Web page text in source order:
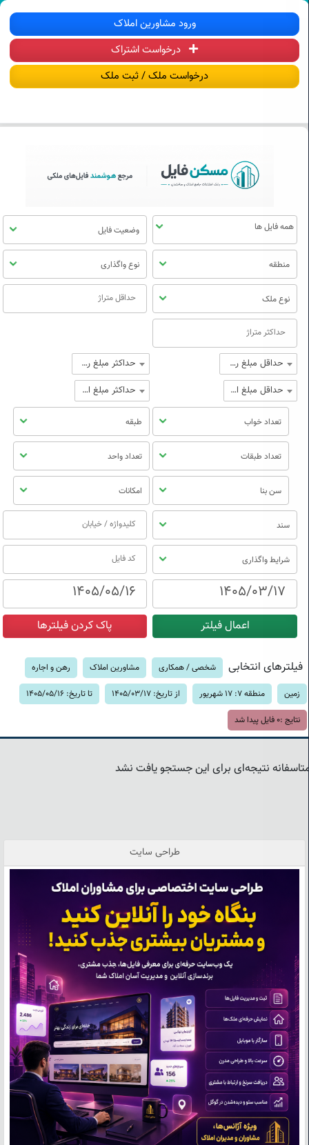
مسکن فایل | خرید، فروش، رهن و اجاره
ورود مشاورین املاک
درخواست اشتراک
درخواست ملک / ثبت ملک
مسکن
فایل
وضعیت فایل
منطقه نوع واگذاری
نوع ملک
حداقل مبلغ رهن
حداکثر مبلغ رهن
حداقل مبلغ اجاره
حداکثر مبلغ اجاره
تعداد خواب طبقه
تعداد طبقات تعداد واحد
سن بنا امکانات
سند
شرایط واگذاری
فیلترهای انتخابی شخصی / همکاری مشاورین املاک رهن و اجاره
زمین منطقه 7: 17 شهریور از تاریخ: 1405/03/17 تا تاریخ: 1405/05/16
نتایج :0 فایل پیدا شد
نتیجه‌ای برای این جستجو یافت نشد
طراحی سایت